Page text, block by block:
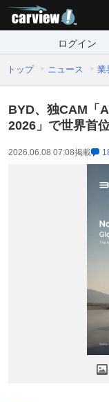
ログイン
トップ ニュース 業
BYD、独CAM「
2026」で世界首
2026.06.08 07:08掲載